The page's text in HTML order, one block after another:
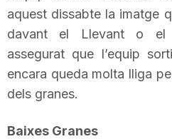
o
n
aquest dissabte la imatge
davant el Llevant o el
assegurat que l’equip
encara queda molta lliga
dels granes.
Baixes Granes